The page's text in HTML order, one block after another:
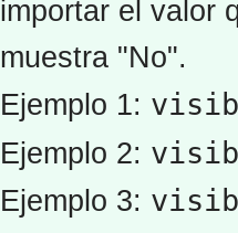
importar el valor
muestra "No".
Ejemplo 1:
Ejemplo 2:
Ejemplo 3: